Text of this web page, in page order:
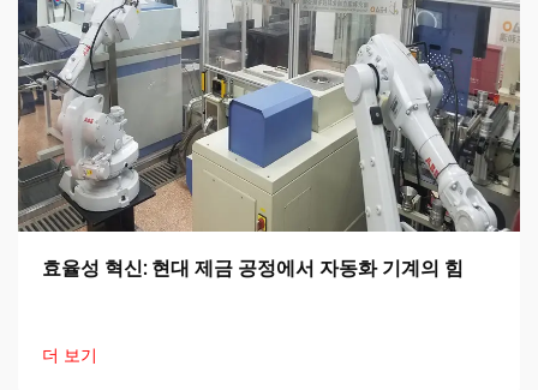
효율성 혁신: 현대 제금 공정에서 자동화 기계의 힘
더 보기